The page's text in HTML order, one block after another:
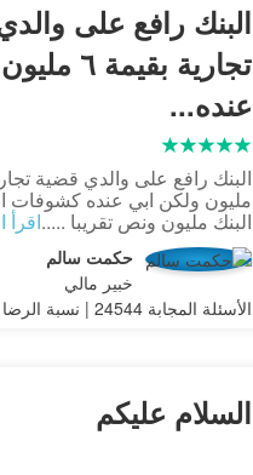
البنك رافع على
تجارية
عنده...
مليون ولكن ابي عنده كشوفات
البنك مليون ونص تقريبا .....اقرأ
حكمت سالم
خبير مالي
الأسئلة المجابة 24544 | نسبة الرضا 97.7%
السلام عليكم